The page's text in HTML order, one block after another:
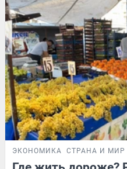
ЭКОНОМИКА СТРАНА И МИР